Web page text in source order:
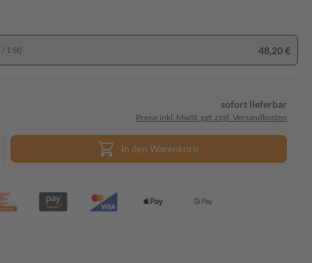
1 St) 48,20 €
sofort lieferbar
Preise inkl. MwSt. ggf. zzgl. Versandkosten
In den Warenkorb